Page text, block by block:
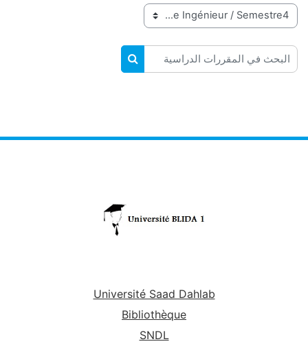
تصنيفات المقررات
البحث في المقررات الدراسية
البحث في المقررات الدراسية
Université Saad Dahlab
Bibliothèque
SNDL